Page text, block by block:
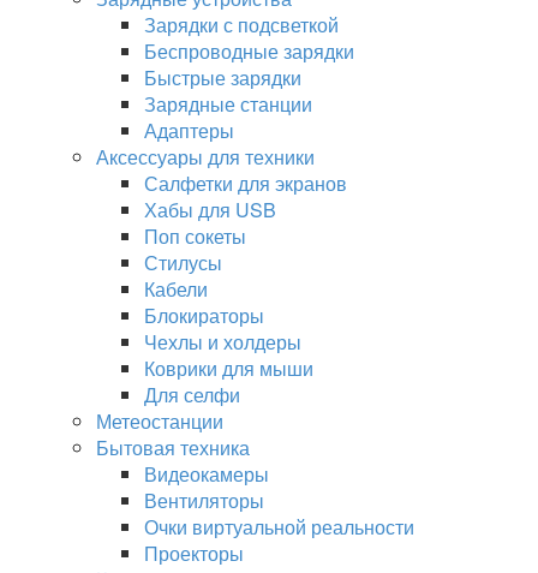
Зарядки с подсветкой
Беспроводные зарядки
Быстрые зарядки
Зарядные станции
Адаптеры
Аксессуары для техники
Салфетки для экранов
Хабы для USB
Поп сокеты
Стилусы
Кабели
Блокираторы
Чехлы и холдеры
Коврики для мыши
Для селфи
Метеостанции
Бытовая техника
Видеокамеры
Вентиляторы
Очки виртуальной реальности
Проекторы